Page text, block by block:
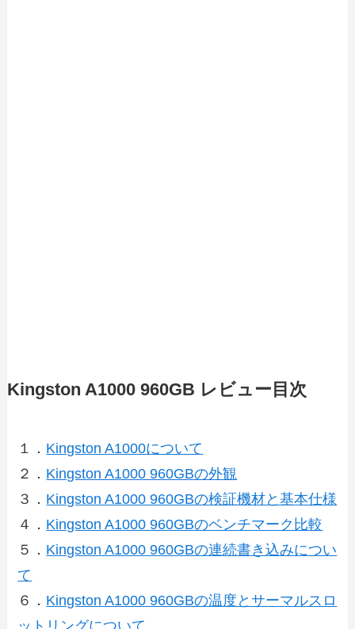
Kingston A1000 960GB レビュー目次
１． Kingston A1000について
２． Kingston A1000 960GBの外観
３． Kingston A1000 960GBの検証機材と基本仕様
４． Kingston A1000 960GBのベンチマーク比較
５． Kingston A1000 960GBの連続書き込みについ
て
６． Kingston A1000 960GBの温度とサーマルスロ
ットリングについて